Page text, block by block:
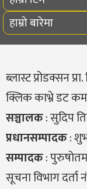
हाम्रो बारेमा
ब्लास्ट प्रोडक्सन
क्लिक काभ्रे डट
सञ्चालक: सुदिप
प्रधानसम्पादक:
सम्पादक:
सूचना विभाग दर्ता